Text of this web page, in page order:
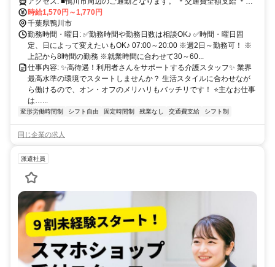
通勤・バイク通勤OK（ガソリン代支給） ＊自転車通勤OK
時給1,570円～1,770円
千葉県鴨川市
勤務時間・曜日: ✅勤務時間や勤務日数は相談OK♪ ✅時間・曜日固
定、日によって変えたいもOK♪ 07:00～20:00 ※週2日～勤務可！ ※
上記から8時間の勤務 ※就業時間に合わせて30～60...
仕事内容: ✨高待遇！利用者さんをサポートする介護スタッフ✨ 業界
最高水準の環境でスタートしませんか？ 生活スタイルに合わせなが
ら働けるので、オン・オフのメリハリもバッチリです！ ⭐主なお仕事
は…...
変形労働時間制 シフト自由 固定時間制 残業なし 交通費支給 シフト制
同じ企業の求人
派遣社員